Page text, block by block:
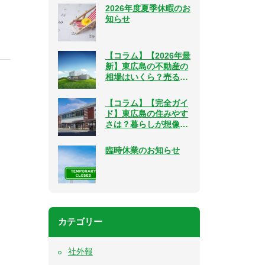
2026年度夏季休暇のお
知らせ
【コラム】【2026年最
新】東広島の不動産の
相場はいくら？売る・
説
【コラム】【完全ガイ
ド】東広島の住みやす
さは？暮らしが想像で
紹介
臨時休業のお知らせ
カテゴリー
社外報